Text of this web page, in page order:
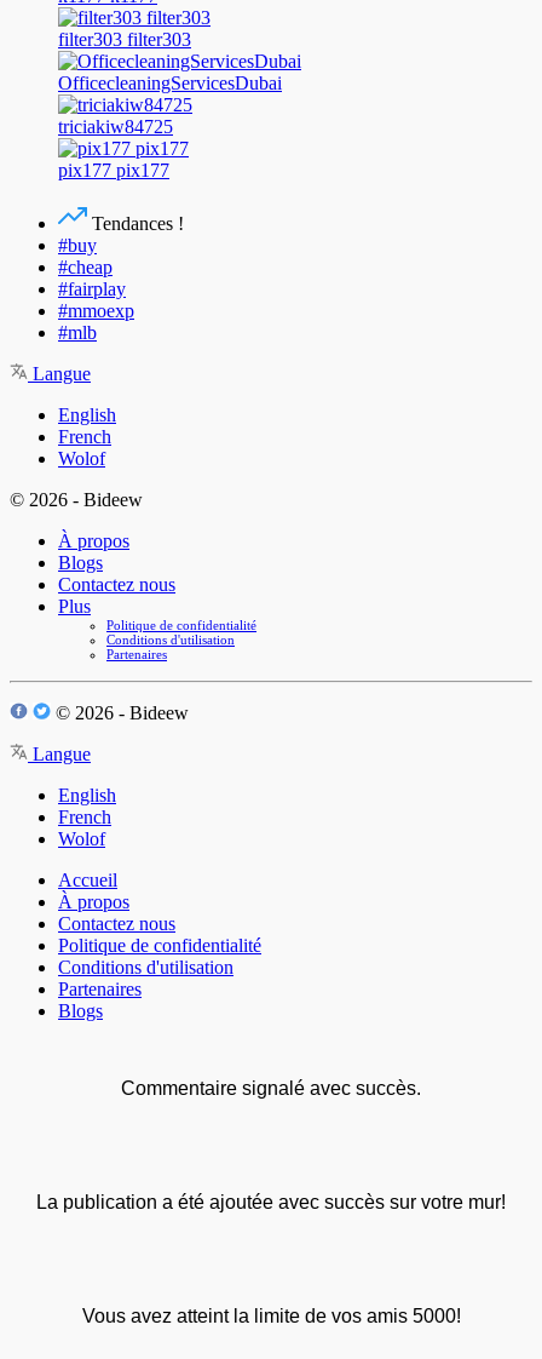
filter303 filter303
OfficecleaningServicesDubai
triciakiw84725
pix177 pix177
Tendances !
#buy
#cheap
#fairplay
#mmoexp
#mlb
Langue
English
French
Wolof
© 2026 - Bideew
À propos
Blogs
Contactez nous
Plus
Politique de confidentialité
Conditions d'utilisation
Partenaires
© 2026 - Bideew
Langue
English
French
Wolof
Accueil
À propos
Contactez nous
Politique de confidentialité
Conditions d'utilisation
Partenaires
Blogs
Commentaire signalé avec succès.
La publication a été ajoutée avec succès sur votre mur!
Vous avez atteint la limite de vos amis 5000!